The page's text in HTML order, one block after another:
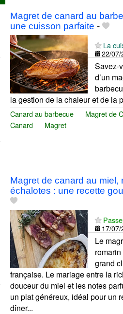
Magret de canard au
une cuisson parfaite -
La
22/07/
Savez-
d’un
la gestion de la chaleur et de la
Canard au barbecue Magret de
Canard
Magret
Magret de canard au miel,
échalotes : une recette
17/07/
Le
grand
française. Le mariage entre la
douceur du miel et les notes
un plat généreux, idéal pour un
dîner...